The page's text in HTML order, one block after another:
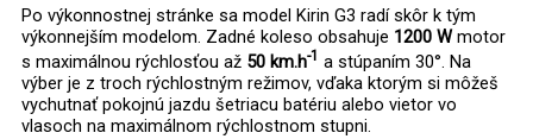
Po výkonnostnej stránke sa model Kirin G3 radí skôr k tým
výkonnejším modelom. Zadné koleso obsahuje 1200 W motor
s maximálnou rýchlosťou až 50 km.h-1 a stúpaním 30°. Na
výber je z troch rýchlostným režimov, vďaka ktorým si môžeš
vychutnať pokojnú jazdu šetriacu batériu alebo vietor vo
vlasoch na maximálnom rýchlostnom stupni.